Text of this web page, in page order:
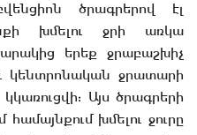
ծրագրերով էլ
խմելու ջրի առկա
երեք ջրաբաշխիչ
կենտրոնական ջրատարի
Այս ծրագրերի
խմելու ջուրը